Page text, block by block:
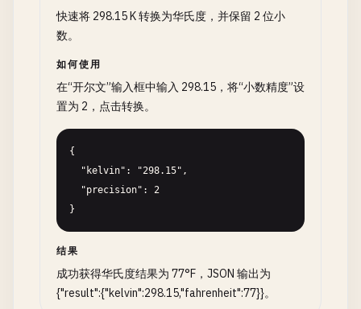
快速将 298.15 K 转换为华氏度，并保留 2 位小
数。
如何使用
在“开尔文”输入框中输入 298.15，将“小数精度”设
置为 2，点击转换。
{
}
结果
成功获得华氏度结果为 77°F，JSON 输出为
{"result":{"kelvin":298.15,"fahrenheit":77}}。